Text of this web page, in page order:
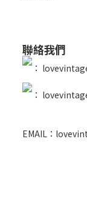
聯絡我們
：
：
EMAIL：